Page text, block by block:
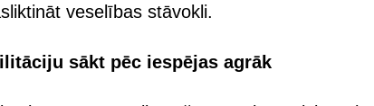
veselības stāvokli.
sākt pēc iespējas agrāk